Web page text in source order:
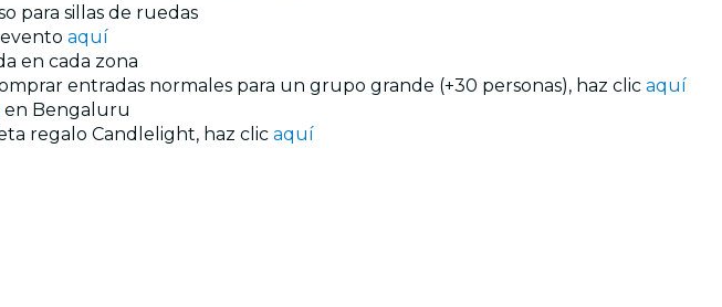
para sillas de ruedas
aquí
en cada zona
entradas normales para un grupo grande (+30 personas), haz clic aquí
en Bengaluru
regalo Candlelight, haz clic aquí